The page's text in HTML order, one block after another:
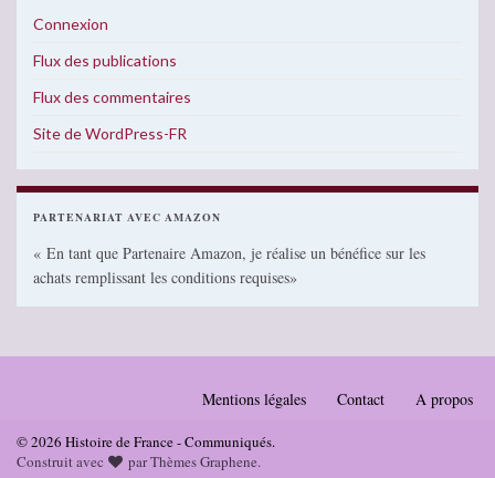
Connexion
Flux des publications
Flux des commentaires
Site de WordPress-FR
PARTENARIAT AVEC AMAZON
« En tant que Partenaire Amazon, je réalise un bénéfice sur les
achats remplissant les conditions requises»
Mentions légales Contact A propos
© 2026 Histoire de France - Communiqués.
Construit avec
parThèmes Graphene.